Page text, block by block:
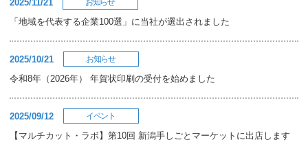
2025/11/21 お知らせ
「地域を代表する企業100選」に当社が選出されました
2025/10/21 お知らせ
令和8年（2026年） 年賀状印刷の受付を始めました
2025/09/12 イベント
【マルチカット・ラボ】第10回 新潟手しごとマーケットに出店します